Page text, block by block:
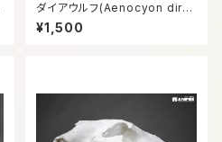
ダイアウルフ(Aenocyon diru
s) 復元頭骨模型6㎝サイズ
¥1,500